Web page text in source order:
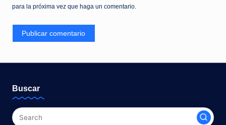
para la próxima vez que haga un comentario.
Buscar